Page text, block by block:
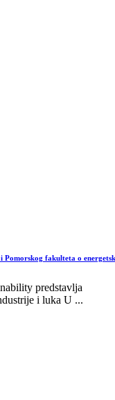
fakulteta o
predstavlja
i luka U ...